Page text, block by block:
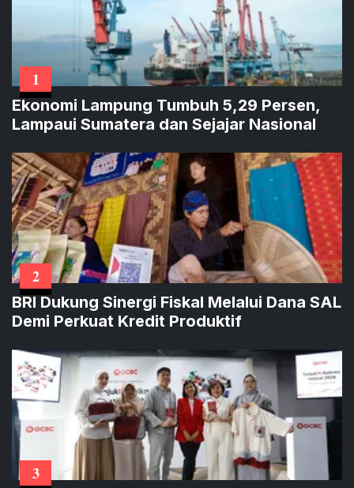
1
Ekonomi Lampung Tumbuh 5,29 Persen,
Lampaui Sumatera dan Sejajar Nasional
2
BRI Dukung Sinergi Fiskal Melalui Dana SAL
Demi Perkuat Kredit Produktif
3